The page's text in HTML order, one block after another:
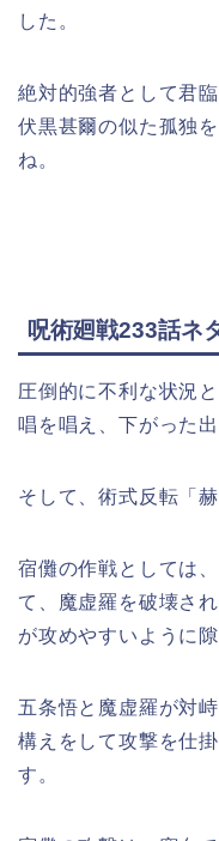
した。
絶対的強者として君
伏黒甚爾の似た孤独
ね。
呪術廻戦233話ネ
圧倒的に不利な状況
唱を唱え、下がった
そして、術式反転「
宿儺の作戦としては
て、魔虚羅を破壊さ
が攻めやすいように
五条悟と魔虚羅が対
構えをして攻撃を仕
す。